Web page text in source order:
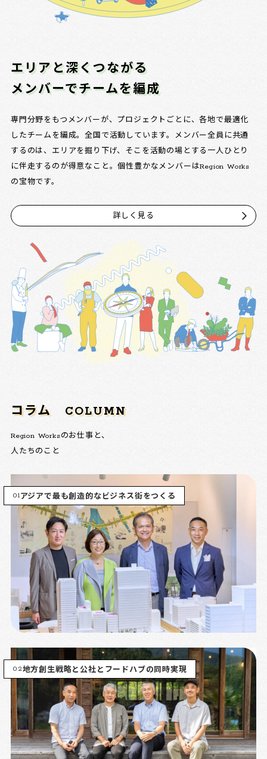
エリアと深くつながる
メンバーでチームを編成
専門分野をもつメンバーが、プロジェクトごとに、各地で最適化
したチームを編成。全国で活動しています。メンバー全員に共通
するのは、エリアを掘り下げ、そこを活動の場とする一人ひとり
に伴走するのが得意なこと。個性豊かなメンバーはRegion Works
の宝物です。
詳しく見る
コラム COLUMN
Region Worksのお仕事と、
人たちのこと
01アジアで最も創造的なビジネス街をつくる
02地方創生戦略と公社とフードハブの同時実現